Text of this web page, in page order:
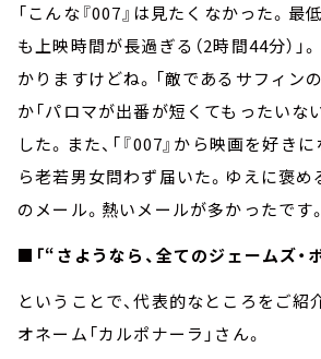
「こんな『007』は見たくなかった。最低
も上映時間が長過ぎる（2時間44分）」
かりますけどね。「敵であるサフィン
か「パロマが出番が短くてもったいな
した。また、「『007』から映画を好き
ら老若男女問わず届いた。ゆえに褒
のメール。熱いメールが多かったです。
■「“さようなら、全てのジェームズ・
ということで、代表的なところをご紹
オネーム「カルポナーラ」さん。